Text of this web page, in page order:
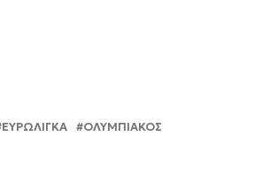
ΕΥΡΩΛΙΓΚΑ
ΟΛΥΜΠΙΑΚΟΣ